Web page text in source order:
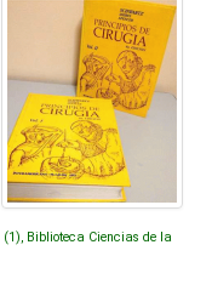
] (1), Biblioteca Ciencias de la